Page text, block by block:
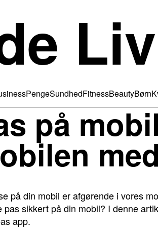
Liv
PengeSundhedFitnessBeautyBørn
på
på din mobil er afgørende i vores
pas sikkert på din mobil? I denne
app.